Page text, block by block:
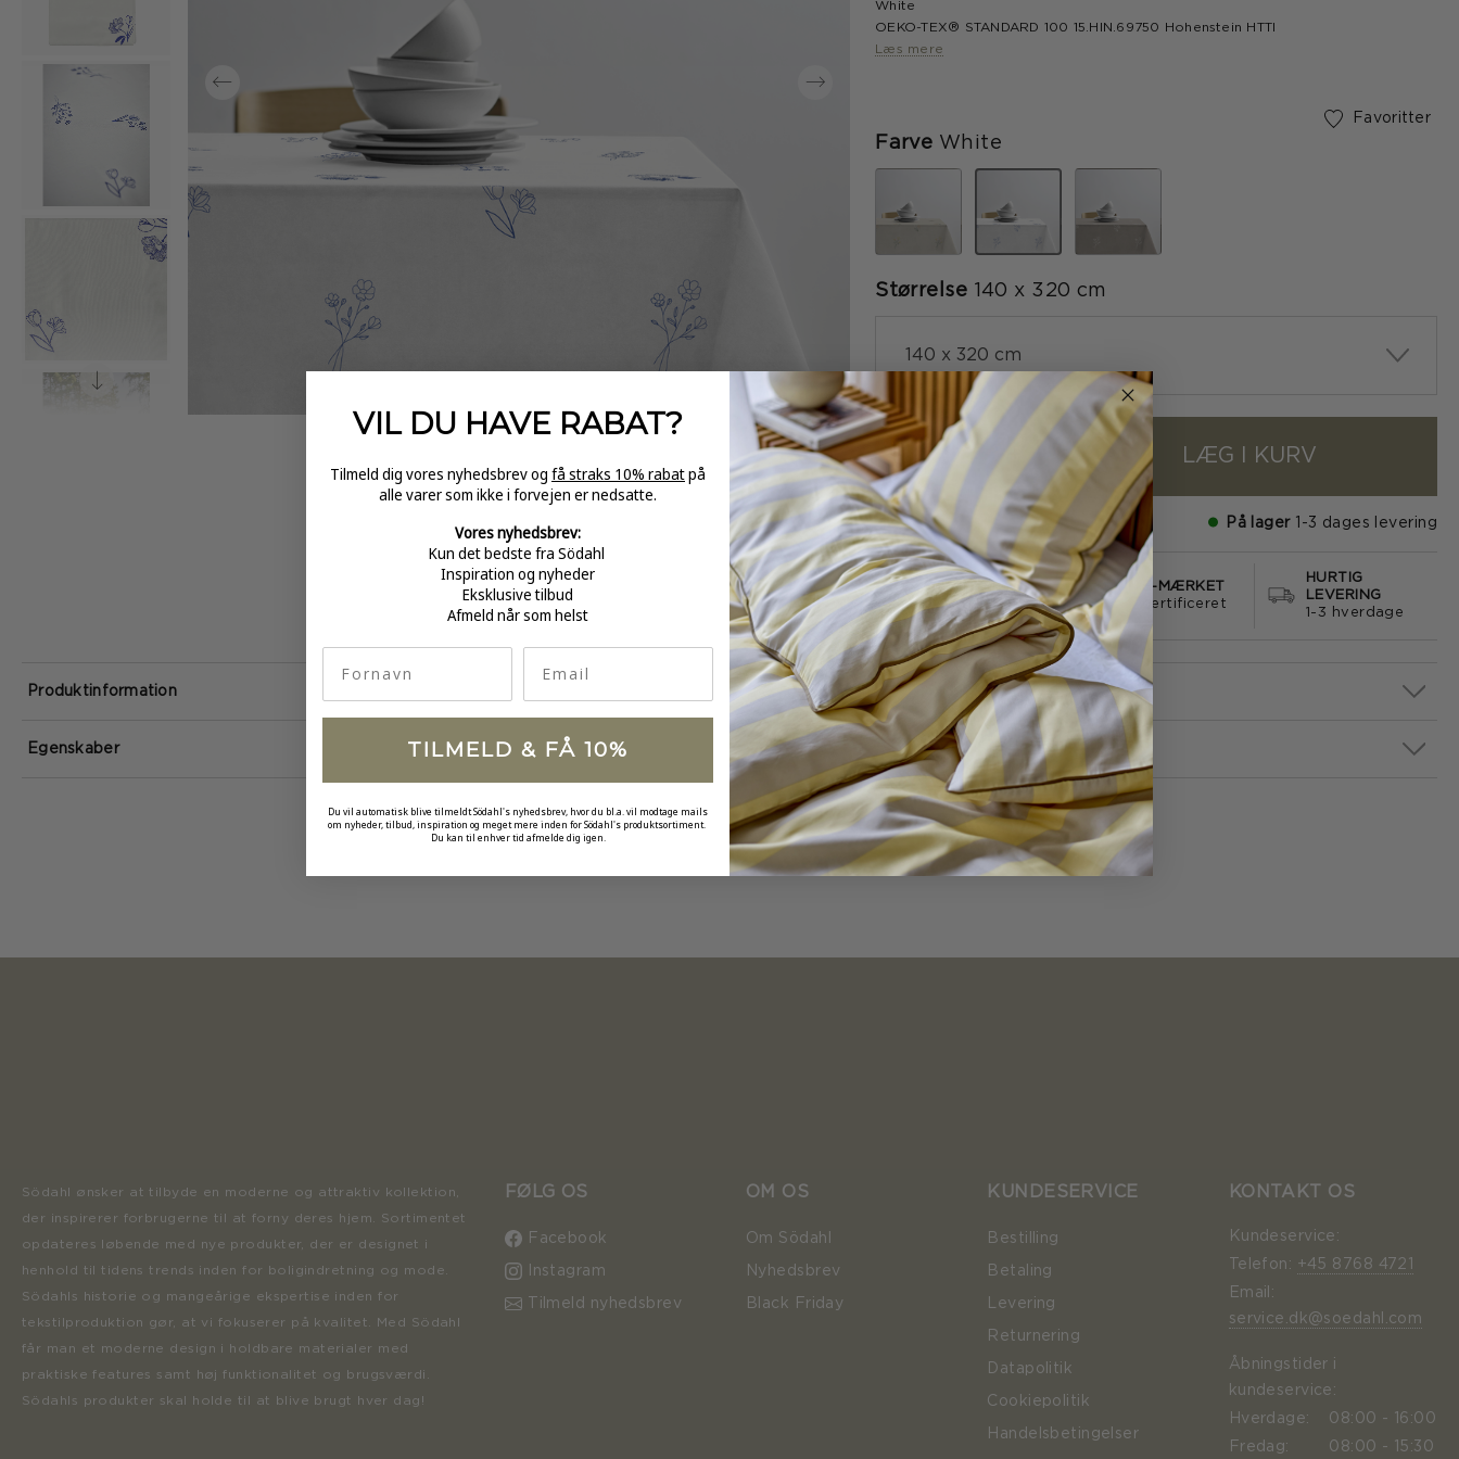
White
OEKO-TEX® STANDARD 100 15.HIN.69750 Hohenstein HTTI
Læs mere
Favoritter
Farve White
valgte
Størrelse 140 x 320 cm
140 x 320 cm
LÆG I KURV
På lager 1-3 dages levering
GRATIS FRAGT
over 499
E-MÆRKET
certificeret
HURTIG
LEVERING
1-3 hverdage
Egenskaber
Produktinformation
Södahl ønsker at tilbyde en moderne og attraktiv kollektion,
der inspirerer forbrugerne til at forny deres hjem. Sortimentet
opdateres løbende med nye produkter, der er designet i
henhold til tidens trends inden for boligindretning og mode.
Södahls historie og mangeårige ekspertise inden for
tekstilproduktion gør, at vi fokuserer på kvalitet. Med Södahl
får man et moderne design i holdbare materialer med
praktiske features samt høj funktionalitet og brugsværdi.
Södahls produkter skal holde til at blive brugt hver dag!
FØLG OS
Facebook
Instagram
Tilmeld nyhedsbrev
OM OS
Om Södahl
Nyhedsbrev
Black Friday
KUNDESERVICE
Bestilling
Betaling
Levering
Returnering
Datapolitik
Cookiepolitik
Handelsbetingelser
KONTAKT OS
Kundeservice:
Telefon: +45 8768 4721
Email:
service.dk@soedahl.com
Åbningstider i
kundeservice:
Hverdage: 08:00 - 16:00
Fredag: 08:00 - 15:30
VIL DU HAVE RABAT?
Tilmeld dig vores nyhedsbrev og få straks 10% rabatpå
alle varer som ikke i forvejen er nedsatte.
Vores nyhedsbrev:
Kun det bedste fra Södahl
Inspiration og nyheder
Eksklusive tilbud
Afmeld når som helst
TILMELD & FÅ 10%
Du vil automatisk blive tilmeldt Södahl's nyhedsbrev, hvor du bl.a. vil modtage mails
om nyheder, tilbud, inspiration og meget mere inden for Södahl's produktsortiment.
Du kan til enhver tid afmelde dig igen.